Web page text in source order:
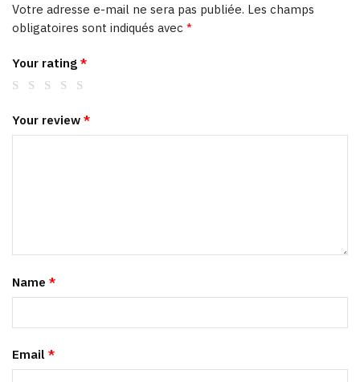
Votre adresse e-mail ne sera pas publiée. Les champs
obligatoires sont indiqués avec *
Your rating *
Your review *
Name *
Email *